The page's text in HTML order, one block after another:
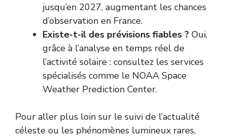
jusqu’en 2027, augmentant les chances
d’observation en France.
Existe-t-il des prévisions fiables ? Oui,
grâce à l’analyse en temps réel de
l’activité solaire : consultez les services
spécialisés comme le NOAA Space
Weather Prediction Center.
Pour aller plus loin sur le suivi de l’actualité
céleste ou les phénomènes lumineux rares,